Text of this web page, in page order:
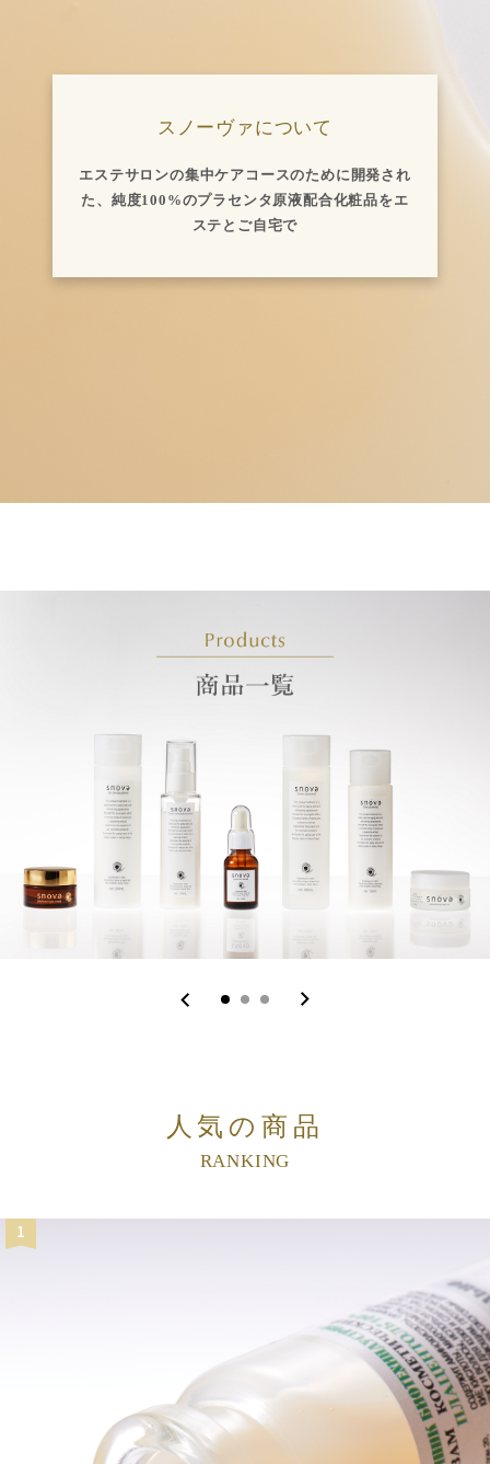
スノーヴァについて
エステサロンの集中ケアコースのために開発され
た、純度100%のプラセンタ原液配合化粧品をエ
ステとご自宅で
人気の商品
RANKING
1